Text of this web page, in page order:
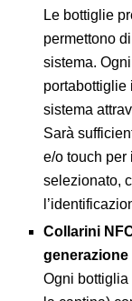
Le bottiglie
permettono
sistema.
portabottiglie
sistema
Sarà
e/o touch
selezionato,
Collarini
Ogni